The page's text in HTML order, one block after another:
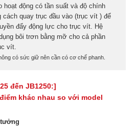
hoạt động có tần suất và độ chính
cách quay trục đầu vào (trục vít ) để
đẩy động lực cho trục vít. Hệ
bôi trơn bằng mỡ cho cả phần
vít.
có sức giữ nên cần có cơ chế phanh.
đến JB1250:]
khác nhau so với model